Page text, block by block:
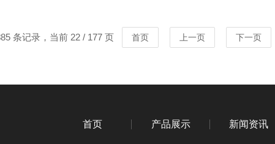
条记录，当前 22 / 177 页 首页 上一页 下一页
首页 产品展示 新闻资讯